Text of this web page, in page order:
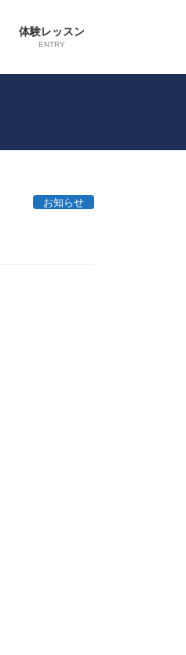
体験レッスン
ENTRY
お知らせ